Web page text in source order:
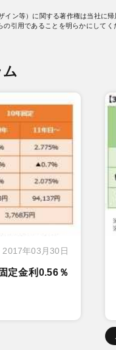
ン等）に関する著作権は当社に
引用であることを明らかにして
2017年03月30日
定金利0.56％